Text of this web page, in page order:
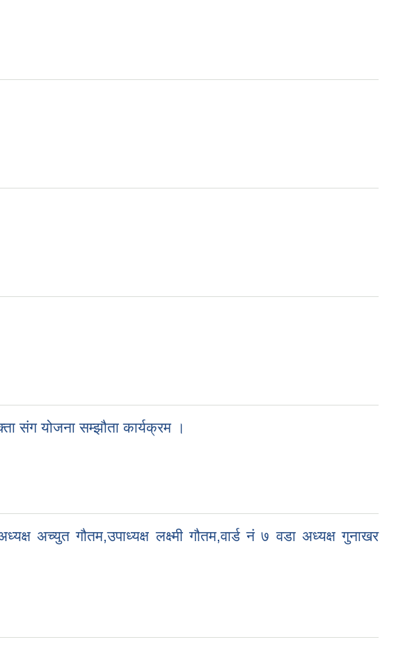
संग योजना सम्झौता कार्यक्रम ।
अच्युत गौतम,उपाध्यक्ष लक्ष्मी गौतम,वार्ड नं ७ वडा अध्यक्ष गुनाखर